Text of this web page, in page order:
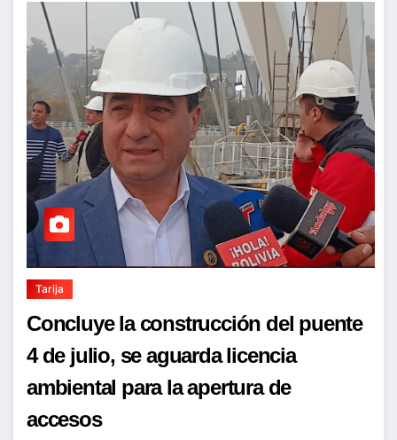
Tarija
Concluye la construcción del puente
4 de julio, se aguarda licencia
ambiental para la apertura de
accesos